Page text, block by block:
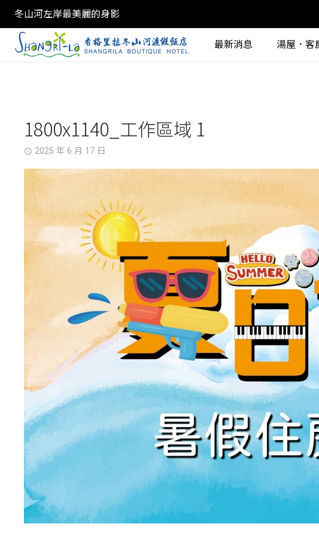
冬山河左岸最美麗的身影
最新消息 湯屋．客
1800x1140_工作區域 1
access_time 2025 年 6 月 17 日